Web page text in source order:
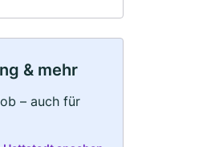
& mehr
– auch für